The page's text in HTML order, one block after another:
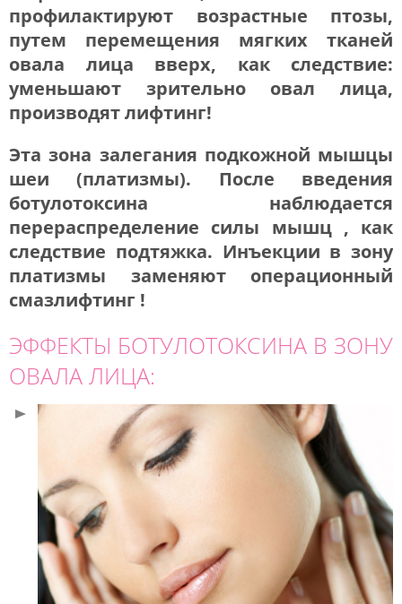
профилактируют возрастные птозы,
путем перемещения мягких тканей
овала лица вверх, как следствие:
уменьшают зрительно овал лица,
производят лифтинг!
Эта зона залегания подкожной мышцы
шеи (платизмы). После введения
ботулотоксина наблюдается
перераспределение силы мышц , как
следствие подтяжка. Инъекции в зону
платизмы заменяют операционный
смазлифтинг !
ЭФФЕКТЫ БОТУЛОТОКСИНА В ЗОНУ
ОВАЛА ЛИЦА: